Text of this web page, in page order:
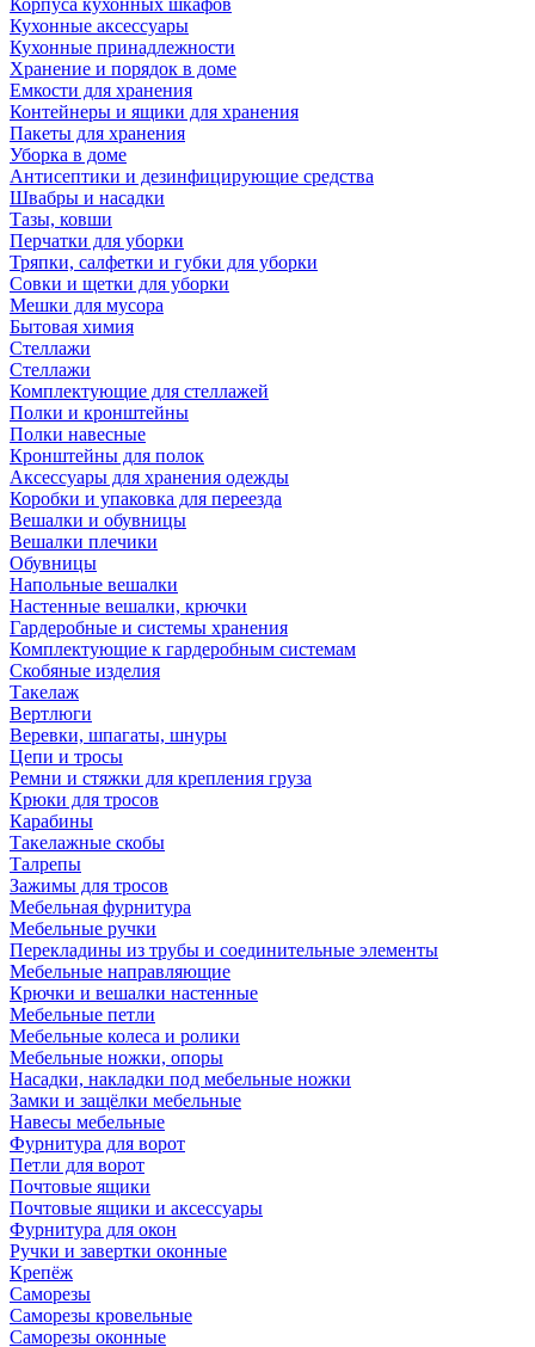
Корпуса кухонных шкафов
Кухонные аксессуары
Кухонные принадлежности
Хранение и порядок в доме
Емкости для хранения
Контейнеры и ящики для хранения
Пакеты для хранения
Уборка в доме
Антисептики и дезинфицирующие средства
Швабры и насадки
Тазы, ковши
Перчатки для уборки
Тряпки, салфетки и губки для уборки
Совки и щетки для уборки
Мешки для мусора
Бытовая химия
Стеллажи
Стеллажи
Комплектующие для стеллажей
Полки и кронштейны
Полки навесные
Кронштейны для полок
Аксессуары для хранения одежды
Коробки и упаковка для переезда
Вешалки и обувницы
Вешалки плечики
Обувницы
Напольные вешалки
Настенные вешалки, крючки
Гардеробные и системы хранения
Комплектующие к гардеробным системам
Скобяные изделия
Такелаж
Вертлюги
Веревки, шпагаты, шнуры
Цепи и тросы
Ремни и стяжки для крепления груза
Крюки для тросов
Карабины
Такелажные скобы
Талрепы
Зажимы для тросов
Мебельная фурнитура
Мебельные ручки
Перекладины из трубы и соединительные элементы
Мебельные направляющие
Крючки и вешалки настенные
Мебельные петли
Мебельные колеса и ролики
Мебельные ножки, опоры
Насадки, накладки под мебельные ножки
Замки и защёлки мебельные
Навесы мебельные
Фурнитура для ворот
Петли для ворот
Почтовые ящики
Почтовые ящики и аксессуары
Фурнитура для окон
Ручки и завертки оконные
Крепёж
Саморезы
Саморезы кровельные
Саморезы оконные